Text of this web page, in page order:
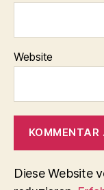
Website
Diese Website